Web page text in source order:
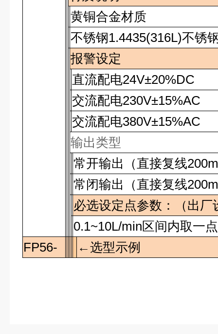
黄铜合金材质
不锈钢1.4435(316L)不锈
报警设定
直流配电24V±20%DC
交流配电230V±15%AC
交流配电380V±15%AC
输出类型
常开输出（直接复线
常闭输出（直接复线
必选设定点参数：（出厂
0.1~10L/min区间内取一点
FP56-
←选型示例